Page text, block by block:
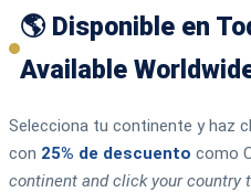
🌎 Disponible en
Available
Selecciona tu continente y haz
con 25% de descuento como
continent and click your country